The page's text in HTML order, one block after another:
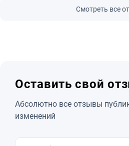
Смотреть все
Оставить свой
Абсолютно все отзывы
изменений